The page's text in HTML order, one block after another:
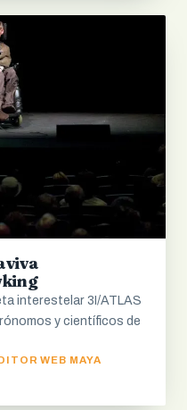
interestelar 3I/ATLAS
y científicos de
WEB MAYA